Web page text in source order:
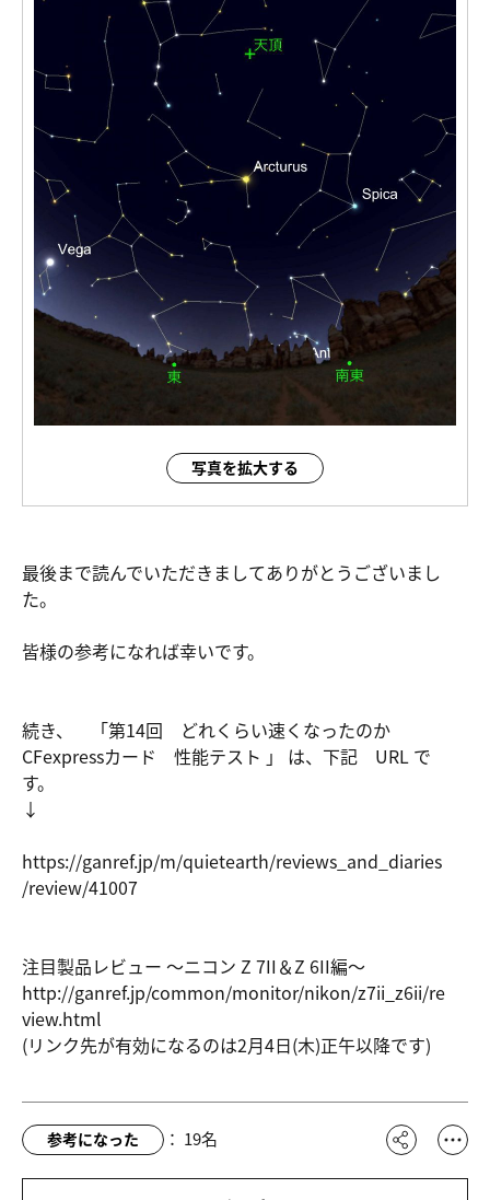
写真を拡大する
最後まで読んでいただきましてありがとうございまし
た。
皆様の参考になれば幸いです。
続き、 「第14回 どれくらい速くなったのか
CFexpressカード 性能テスト 」 は、下記 URL で
す。
↓
https://ganref.jp/m/quietearth/reviews_and_diaries
/review/41007
注目製品レビュー ～ニコン Z 7II＆Z 6II編～
http://ganref.jp/common/monitor/nikon/z7ii_z6ii/re
view.html
(リンク先が有効になるのは2月4日(木)正午以降です)
参考になった ： 19名